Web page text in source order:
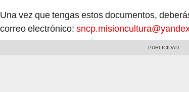
correo electrónico: